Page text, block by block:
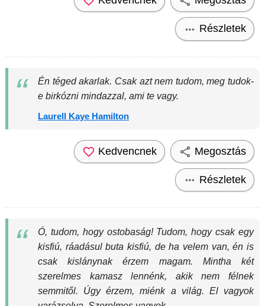
Részletek
Én téged akarlak. Csak azt nem tudom, meg tudok-
e birkózni mindazzal, ami te vagy.
Laurell Kaye Hamilton
Kedvencnek Megosztás
Részletek
Ó, tudom, hogy ostobaság! Tudom, hogy csak egy
kisfiú, ráadásul buta kisfiú, de ha velem van, én is
csak kislánynak érzem magam. Mintha két
szerelmes kamasz lennénk, akik nem félnek
semmitől. Úgy érzem, miénk a világ. El vagyok